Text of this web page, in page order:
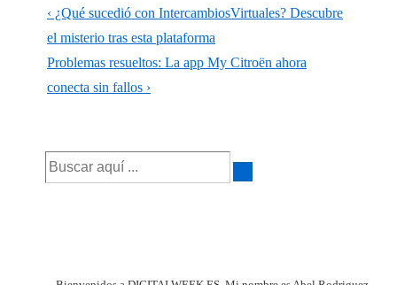
Navegación
de
entradas
La
entrada
anterior
es
‹ ¿Qué sucedió con IntercambiosVirtuales? Descubre
el misterio tras esta plataforma
La
entrada
Problemas resueltos: La app My Citroën ahora
conecta sin fallos ›
Buscar
por: